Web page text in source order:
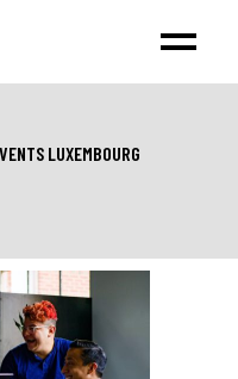
LUXEMBOURG